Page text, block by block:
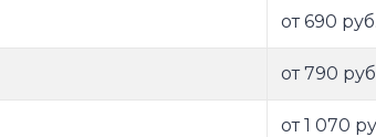
от 690 руб.
от 790
от 1 070